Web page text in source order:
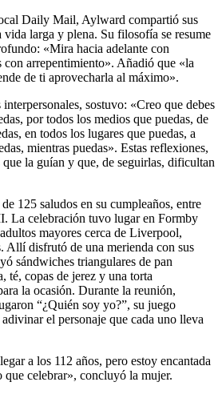
Daily Mail, Aylward compartió sus
vida larga y plena. Su filosofía se resume
«Mira hacia adelante con
con arrepentimiento». Añadió que «la
de ti aprovecharla al máximo».
sostuvo: «Creo que debes
por todos los medios que puedas, de
en todos los lugares que puedas, a
mientras puedas». Estas reflexiones,
la guían y que, de seguirlas, dificultan
125 saludos en su cumpleaños, entre
La celebración tuvo lugar en Formby
mayores cerca de Liverpool,
Allí disfrutó de una merienda con sus
sándwiches triangulares de pan
té, copas de jerez y una torta
la ocasión. Durante la reunión,
“¿Quién soy yo?”, su juego
el personaje que cada uno lleva
a los 112 años, pero estoy encantada
que celebrar», concluyó la mujer.